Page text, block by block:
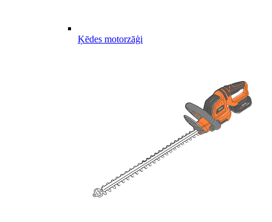
Ķēdes motorzāģi